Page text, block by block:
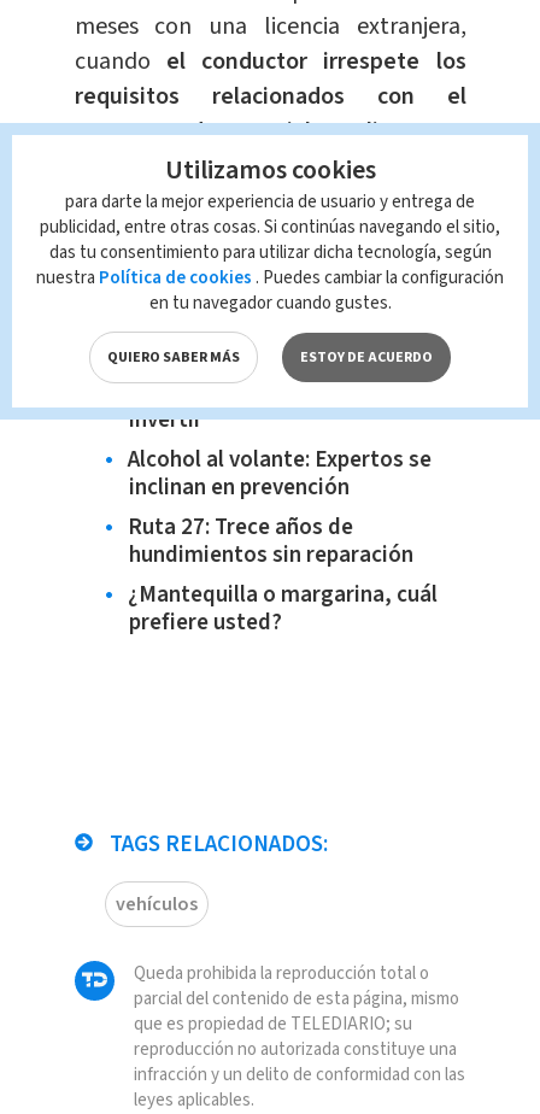
meses con una licencia extranjera,
cuando el conductor irrespete los
requisitos relacionados con el
transporte de materiales peligrosos y
explosivos.
Cuando la totalidad del sistema de
luces no funcionen,salvo que se
pueda reparar en el lugar.
Te Recomendamos:
Quinquenio: entre ahorrar e
invertir
Alcohol al volante: Expertos se
inclinan en prevención
Ruta 27: Trece años de
hundimientos sin reparación
¿Mantequilla o margarina, cuál
prefiere usted?
TAGS RELACIONADOS:
vehículos
Queda prohibida la reproducción total o
parcial del contenido de esta página, mismo
que es propiedad de TELEDIARIO; su
reproducción no autorizada constituye una
infracción y un delito de conformidad con las
leyes aplicables.
Utilizamos cookies
para darte la mejor experiencia de usuario y entrega de
publicidad, entre otras cosas. Si continúas navegando el sitio,
das tu consentimiento para utilizar dicha tecnología, según
nuestra Política de cookies . Puedes cambiar la configuración
en tu navegador cuando gustes.
QUIERO SABER MÁS ESTOY DE ACUERDO